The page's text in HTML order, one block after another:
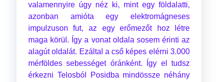
valamennyire úgy néz ki, mint egy földalatti,
azonban amióta egy elektromágneses
impulzuson fut, az egy erőmezőt hoz létre
maga körül. Így a vonat oldala sosem érinti az
alagút oldalát. Ezáltal a cső képes elérni 3.000
mérföldes sebességet óránként. Így el tudsz
érkezni Telosból Posidba mindössze néhány